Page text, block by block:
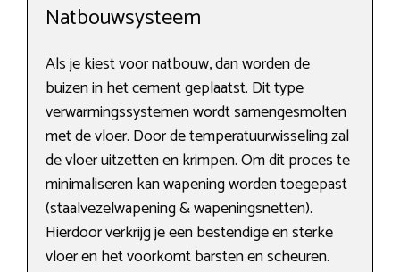
Natbouwsysteem
Als je kiest voor natbouw, dan worden de
buizen in het cement geplaatst. Dit type
verwarmingssystemen wordt samengesmolten
met de vloer. Door de temperatuurwisseling zal
de vloer uitzetten en krimpen. Om dit proces te
minimaliseren kan wapening worden toegepast
(staalvezelwapening & wapeningsnetten).
Hierdoor verkrijg je een bestendige en sterke
vloer en het voorkomt barsten en scheuren.